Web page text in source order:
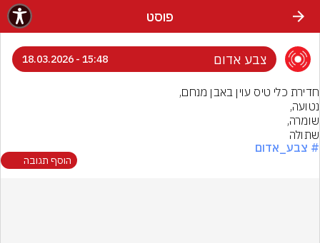
פוסט
צבע אדום 15:48 - 18.03.2026
שתולה
# צבע_אדום
הוסף תגובה